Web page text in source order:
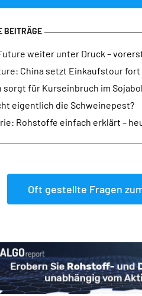
weiter unter Druck –
China setzt Einkaufstour fort
sorgt für Kurseinbruch im
eigentlich die Schweinepest?
Rohstoffe einfach erklärt –
Oft gestellte Fragen